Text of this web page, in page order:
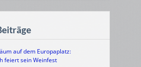
auf dem Europaplatz:
feiert sein Weinfest